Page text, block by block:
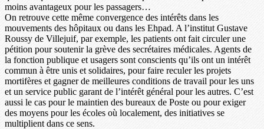
moins avantageux pour les passagers…
On retrouve cette même convergence des intérêts dans les
mouvements des hôpitaux ou dans les Ehpad. A l’institut Gustave
Roussy de Villejuif, par exemple, les patients ont fait circuler une
pétition pour soutenir la grève des secrétaires médicales. Agents de
la fonction publique et usagers sont conscients qu’ils ont un intérêt
commun à être unis et solidaires, pour faire reculer les projets
mortifères et gagner de meilleures conditions de travail pour les uns
et un service public garant de l’intérêt général pour les autres. C’est
aussi le cas pour le maintien des bureaux de Poste ou pour exiger
des moyens pour les écoles où localement, des initiatives se
multiplient dans ce sens.